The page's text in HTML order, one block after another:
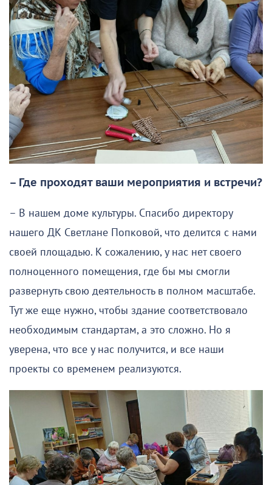
– Где проходят ваши мероприятия и встречи?
– В нашем доме культуры. Спасибо директору
нашего ДК Светлане Попковой, что делится с нами
своей площадью. К сожалению, у нас нет своего
полноценного помещения, где бы мы смогли
развернуть свою деятельность в полном масштабе.
Тут же еще нужно, чтобы здание соответствовало
необходимым стандартам, а это сложно. Но я
уверена, что все у нас получится, и все наши
проекты со временем реализуются.